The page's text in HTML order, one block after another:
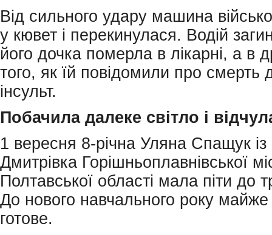
Від сильного удару машина
у кювет і перекинулася. Водій
його дочка померла в лікарні, а в
того, як їй повідомили про смерть
інсульт.
Побачила далеке світло і
1 вересня 8-річна Уляна Спащук із
Дмитрівка Горішньоплавнівської
Полтавської області мала піти до
До нового навчального року
готове.